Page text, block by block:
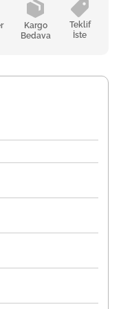
Kargo
Bedava
Teklif
İste